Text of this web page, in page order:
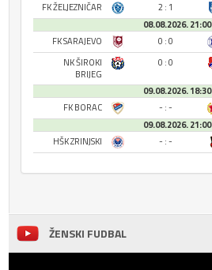
FK ŽELJEZNIČAR
2 : 1
08.08.2026. 21:00
FK SARAJEVO
0 : 0
NK ŠIROKI
BRIJEG
0 : 0
09.08.2026. 18:30
FK BORAC
- : -
09.08.2026. 21:00
HŠK ZRINJSKI
- : -
ŽENSKI FUDBAL